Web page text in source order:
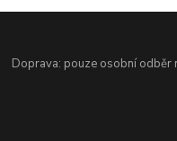
Doprava: pouze osobní odběr